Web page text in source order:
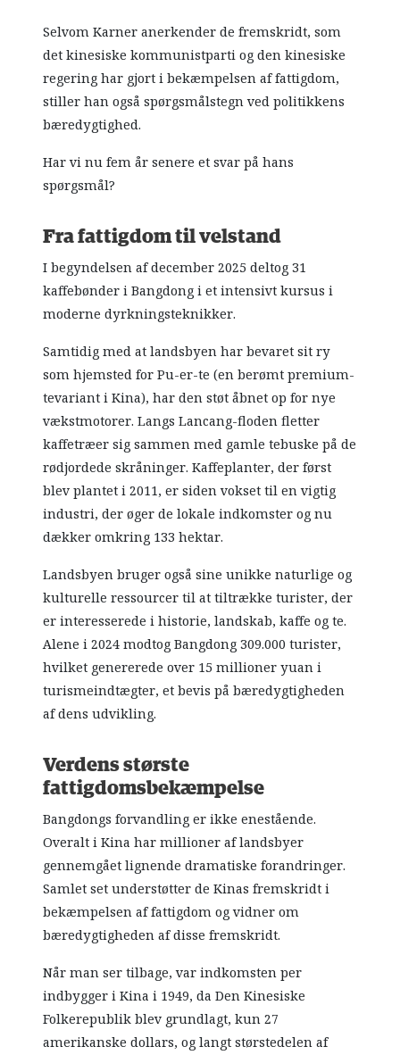
Selvom Karner anerkender de fremskridt, som
det kinesiske kommunistparti og den kinesiske
regering har gjort i bekæmpelsen af fattigdom,
stiller han også spørgsmålstegn ved politikkens
bæredygtighed.
Har vi nu fem år senere et svar på hans
spørgsmål?
Fra fattigdom til velstand
I begyndelsen af december 2025 deltog 31
kaffebønder i Bangdong i et intensivt kursus i
moderne dyrkningsteknikker.
Samtidig med at landsbyen har bevaret sit ry
som hjemsted for Pu-er-te (en berømt premium-
tevariant i Kina), har den støt åbnet op for nye
vækstmotorer. Langs Lancang-floden fletter
kaffetræer sig sammen med gamle tebuske på de
rødjordede skråninger. Kaffeplanter, der først
blev plantet i 2011, er siden vokset til en vigtig
industri, der øger de lokale indkomster og nu
dækker omkring 133 hektar.
Landsbyen bruger også sine unikke naturlige og
kulturelle ressourcer til at tiltrække turister, der
er interesserede i historie, landskab, kaffe og te.
Alene i 2024 modtog Bangdong 309.000 turister,
hvilket genererede over 15 millioner yuan i
turismeindtægter, et bevis på bæredygtigheden
af dens udvikling.
Verdens største
fattigdomsbekæmpelse
Bangdongs forvandling er ikke enestående.
Overalt i Kina har millioner af landsbyer
gennemgået lignende dramatiske forandringer.
Samlet set understøtter de Kinas fremskridt i
bekæmpelsen af fattigdom og vidner om
bæredygtigheden af disse fremskridt.
Når man ser tilbage, var indkomsten per
indbygger i Kina i 1949, da Den Kinesiske
Folkerepublik blev grundlagt, kun 27
amerikanske dollars, og langt størstedelen af